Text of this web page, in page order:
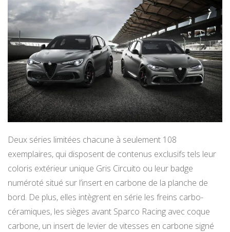
Deux séries limitées chacune à seulement 108
exemplaires, qui disposent de contenus exclusifs tels leur
coloris extérieur unique Gris Circuito ou leur badge
numéroté situé sur l’insert en carbone de la planche de
bord. De plus, elles intègrent en série les freins carbo-
céramiques, les sièges avant Sparco Racing avec coque
carbone, un insert de levier de vitesses en carbone signé